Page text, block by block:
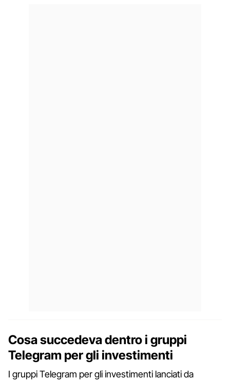
Cosa succedeva dentro i gruppi
Telegram per gli investimenti
I gruppi Telegram per gli investimenti lanciati da